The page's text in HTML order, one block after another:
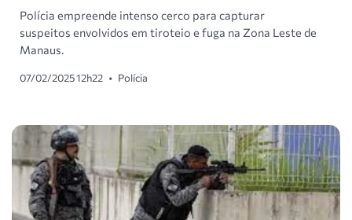
Polícia empreende intenso cerco para capturar
suspeitos envolvidos em tiroteio e fuga na Zona Leste de
Manaus.
07/02/2025 12h22 • Polícia